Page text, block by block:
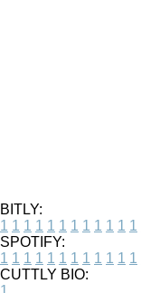
BITLY:
1 1 1 1 1 1 1 1 1 1 1 1
SPOTIFY:
1 1 1 1 1 1 1 1 1 1 1 1
CUTTLY BIO: